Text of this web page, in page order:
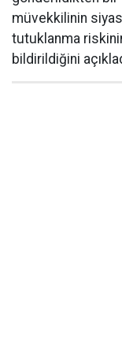
müvekkilinin
tutuklanma
bildirildiğini